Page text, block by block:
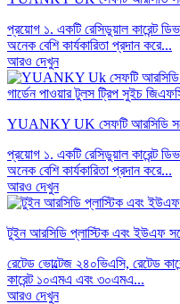
প্রয়োগ ১. একটি রেসিডুয়াল কারেন্ট
অনেক বেশি কার্যকারিতা প্রদান করে...
আরও দেখুন
YUANKY UK সেফটি আরসিডি
প্রয়োগ ১. একটি রেসিডুয়াল কারেন্ট
অনেক বেশি কার্যকারিতা প্রদান করে...
আরও দেখুন
টুইন আরসিডি প্লাস্টিক এবং ইউএফ
রেটেড ভোল্টেজ ২৪০ভিএসি, রেটেড
কারেন্ট ১০এমএ এবং ৩০এমএ...
আরও দেখুন